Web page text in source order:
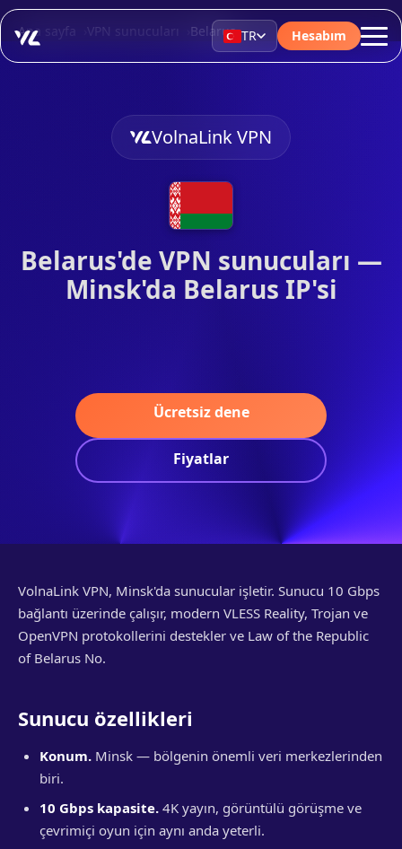
TR Hesabım
Ana sayfa VPN sunucuları Belarus
VolnaLink VPN
Belarus'de VPN sunucuları —
Minsk'da Belarus IP'si
Ücretsiz dene
Fiyatlar
VolnaLink VPN, Minsk'da sunucular işletir. Sunucu 10 Gbps
bağlantı üzerinde çalışır, modern VLESS Reality, Trojan ve
OpenVPN protokollerini destekler ve Law of the Republic
of Belarus No.
Sunucu özellikleri
Konum. Minsk — bölgenin önemli veri merkezlerinden
biri.
10 Gbps kapasite. 4K yayın, görüntülü görüşme ve
çevrimiçi oyun için aynı anda yeterli.